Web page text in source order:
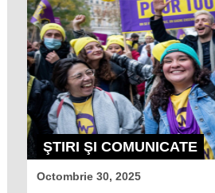
ŞTIRI ŞI COMUNICATE
Octombrie 30, 2025